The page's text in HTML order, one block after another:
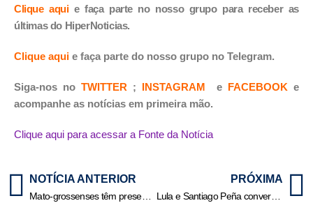
Clique aqui e faça parte no nosso grupo para receber as
últimas do HiperNoticias.
Clique aqui e faça parte do nosso grupo no Telegram.
Siga-nos no TWITTER ; INSTAGRAM e FACEBOOK e
acompanhe as notícias em primeira mão.
Clique aqui para acessar a Fonte da Notícia
NOTÍCIA ANTERIOR
Mato-grossenses têm presença de destaque no XIII Fórum Jurídico de Lisboa
PRÓXIMA
Lula e Santiago Peña conversam sobre caso de espionagem da Abin